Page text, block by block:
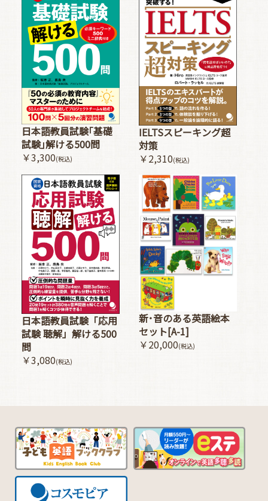
日本語教員試験｢基礎
試験｣解ける500問
￥3,300(税込)
IELTSスピーキング超
対策
￥2,310(税込)
日本語教員試験「応用
試験 聴解」解ける500
問
￥3,080(税込)
新･音のある英語絵本
セット[A-1]
￥20,000(税込)